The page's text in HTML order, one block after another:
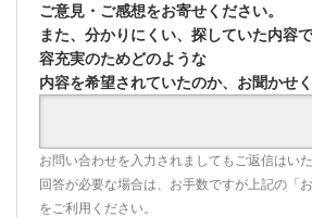
ご意見・ご感想をお寄せください。
また、分かりにくい、探していた内容
容充実のためどのような
内容を希望されていたのか、お聞かせく
お問い合わせを入力されましてもご返信はいた
回答が必要な場合は、お手数ですが上記の「
をご利用ください。